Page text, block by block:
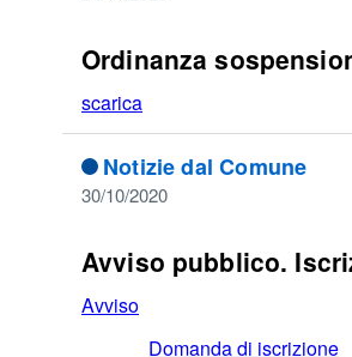
Ordinanza
scarica
Notizie dal Comune
30/10/2020
Avviso pubblico.
Avviso
Domanda di iscrizione